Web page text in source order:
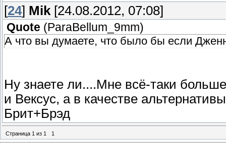
[24] Mik [24.08.2012, 07:08]
Quote (ParaBellum_9mm)
А что вы думаете, что было бы если
Ну знаете ли....Мне всё-таки
и Вексус, а в качестве
Брит+Брэд
Страница 1 из 1 1